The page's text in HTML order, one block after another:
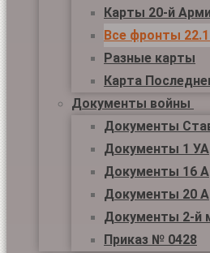
Карты 20-й
Все фронты
Разные карты
Карта
Документы войны
Документы
Документы 1 УА
Документы 16 А
Документы 20 А
Документы 2-й
Приказ № 0428